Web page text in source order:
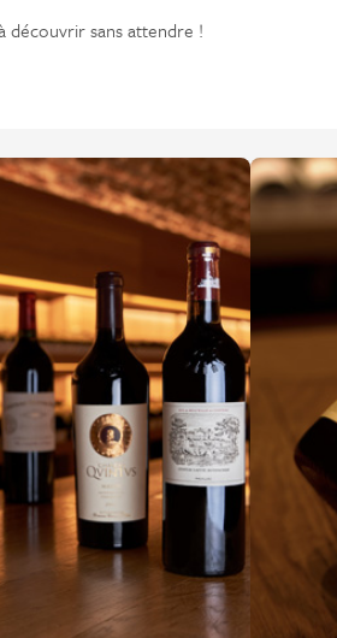
découvrir sans attendre !